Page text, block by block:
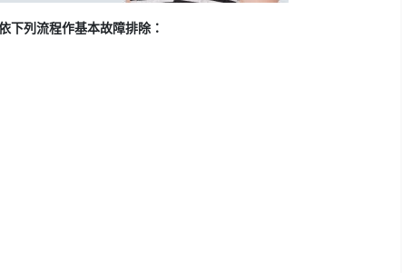
下列流程作基本故障排除：